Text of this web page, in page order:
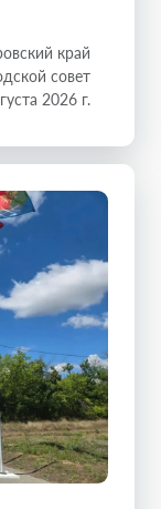
край
совет
2026 г.